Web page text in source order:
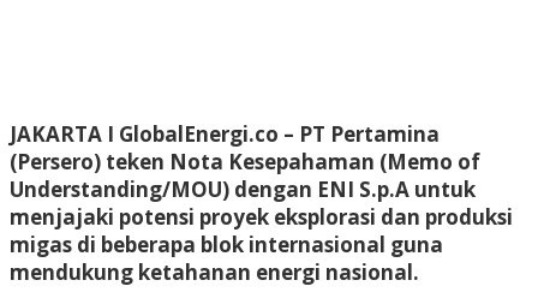
JAKARTA I GlobalEnergi.co – PT Pertamina
(Persero) teken Nota Kesepahaman (Memo of
Understanding/MOU) dengan ENI S.p.A untuk
menjajaki potensi proyek eksplorasi dan produksi
migas di beberapa blok internasional guna
mendukung ketahanan energi nasional.